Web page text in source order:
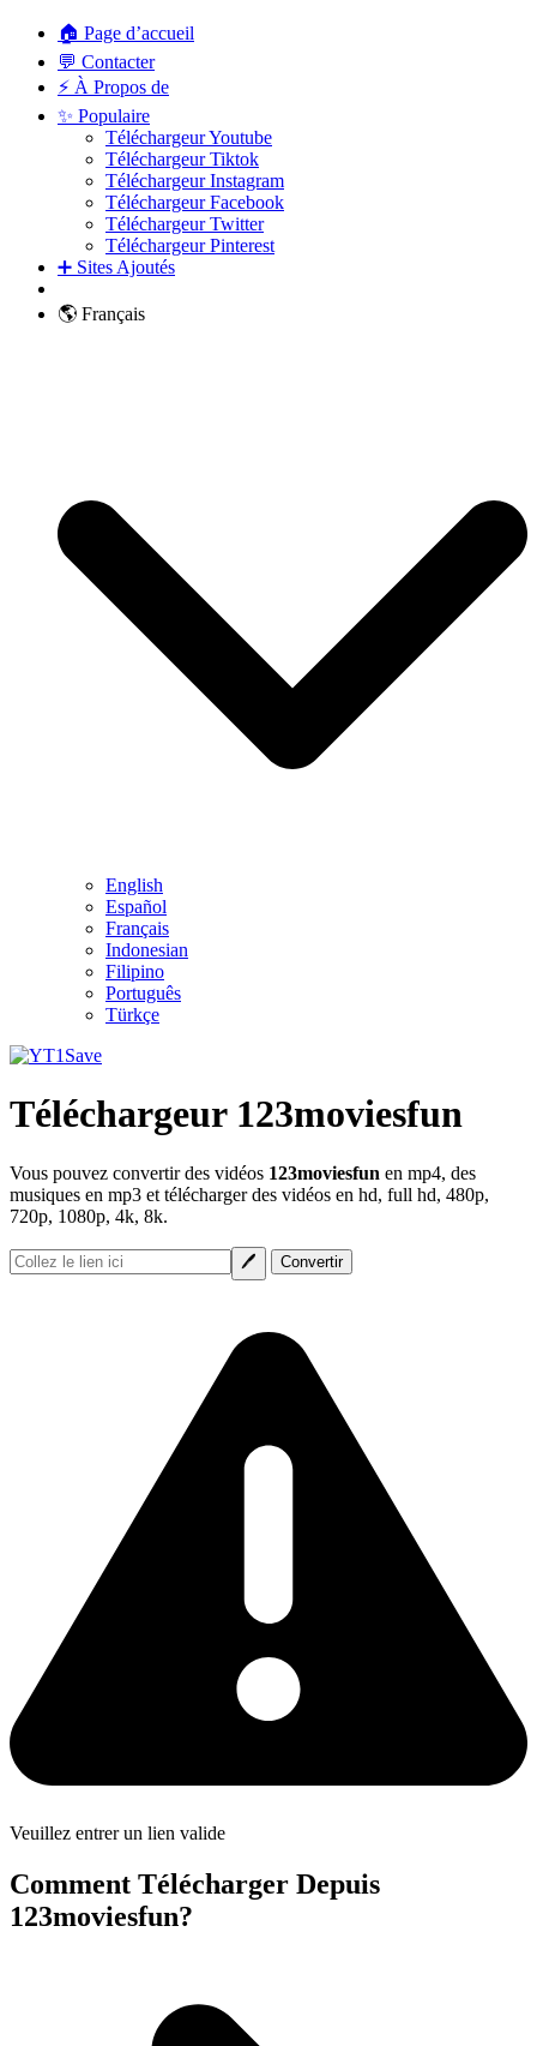
🏠 Page d’accueil
💬 Contacter
⚡ À Propos de
✨ Populaire
Téléchargeur Youtube
Téléchargeur Tiktok
Téléchargeur Instagram
Téléchargeur Facebook
Téléchargeur Twitter
Téléchargeur Pinterest
➕ Sites Ajoutés
🌎 Français
English
Español
Français
Indonesian
Filipino
Português
Türkçe
Téléchargeur 123moviesfun
Vous pouvez convertir des vidéos 123moviesfun en mp4, des
musiques en mp3 et télécharger des vidéos en hd, full hd, 480p,
720p, 1080p, 4k, 8k.
Veuillez entrer un lien valide
Comment Télécharger Depuis
123moviesfun?